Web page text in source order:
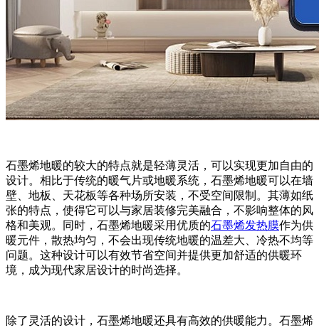
石墨烯地暖的较大的特点就是轻薄灵活，可以实现更加自由的
设计。相比于传统的暖气片或地暖系统，石墨烯地暖可以在墙
壁、地板、天花板等各种场所安装，不受空间限制。其薄如纸
张的特点，使得它可以与家居装修完美融合，不影响整体的风
格和美观。同时，石墨烯地暖采用优质的石墨烯发热膜作为供
暖元件，散热均匀，不会出现传统地暖的温差大、冷热不均等
问题。这种设计可以有效节省空间并提供更加舒适的供暖环
境，成为现代家居设计的时尚选择。
除了灵活的设计，石墨烯地暖还具有高效的供暖能力。石墨烯